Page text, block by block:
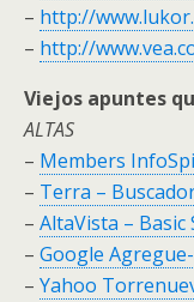
– http://
– http://
Viejos apuntes
ALTAS
– Members
– Terra –
– AltaVista – Basic
– Google
– Yahoo